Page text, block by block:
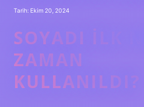
Tarih: Ekim 20, 2024
SOYADI ILK NE
ZAMAN
KULLANILDI?